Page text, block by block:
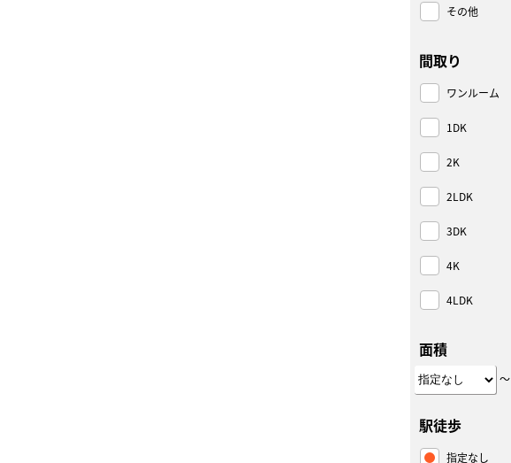
その他
間取り
ワンルーム
1DK
2K
2LDK
3DK
4K
4LDK
面積
～
駅徒歩
指定なし